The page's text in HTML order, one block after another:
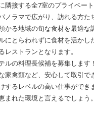
隣接する全7室のプライベー
ノラマで広がり、訪れる方た
かる地域の旬な食材を最適な
にとらわれずに食材を活か
レストランとなります。
ルの料理長候補を募集しま
家禽類など、安心して取引
するレベルの高い仕事がで
まれた環境と言えるでしょう。